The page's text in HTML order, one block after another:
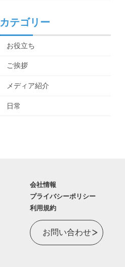
カテゴリー
お役立ち
ご挨拶
メディア紹介
日常
会社情報
プライバシーポリシー
利用規約
お問い合わせ